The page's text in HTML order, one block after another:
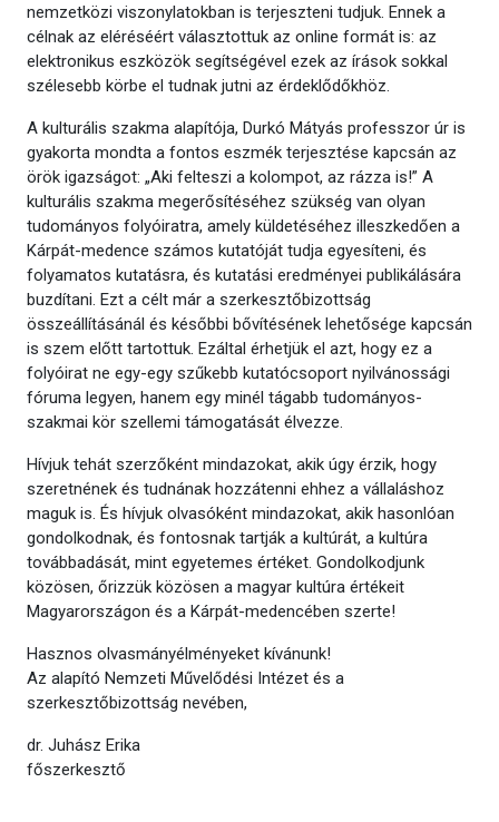
nemzetközi viszonylatokban is terjeszteni tudjuk. Ennek a
célnak az eléréséért választottuk az online formát is: az
elektronikus eszközök segítségével ezek az írások sokkal
szélesebb körbe el tudnak jutni az érdeklődőkhöz.
A kulturális szakma alapítója, Durkó Mátyás professzor úr is
gyakorta mondta a fontos eszmék terjesztése kapcsán az
örök igazságot: „Aki felteszi a kolompot, az rázza is!” A
kulturális szakma megerősítéséhez szükség van olyan
tudományos folyóiratra, amely küldetéséhez illeszkedően a
Kárpát-medence számos kutatóját tudja egyesíteni, és
folyamatos kutatásra, és kutatási eredményei publikálására
buzdítani. Ezt a célt már a szerkesztőbizottság
összeállításánál és későbbi bővítésének lehetősége kapcsán
is szem előtt tartottuk. Ezáltal érhetjük el azt, hogy ez a
folyóirat ne egy-egy szűkebb kutatócsoport nyilvánossági
fóruma legyen, hanem egy minél tágabb tudományos-
szakmai kör szellemi támogatását élvezze.
Hívjuk tehát szerzőként mindazokat, akik úgy érzik, hogy
szeretnének és tudnának hozzátenni ehhez a vállaláshoz
maguk is. És hívjuk olvasóként mindazokat, akik hasonlóan
gondolkodnak, és fontosnak tartják a kultúrát, a kultúra
továbbadását, mint egyetemes értéket. Gondolkodjunk
közösen, őrizzük közösen a magyar kultúra értékeit
Magyarországon és a Kárpát-medencében szerte!
Hasznos olvasmányélményeket kívánunk!
Az alapító Nemzeti Művelődési Intézet és a
szerkesztőbizottság nevében,
dr. Juhász Erika
főszerkesztő